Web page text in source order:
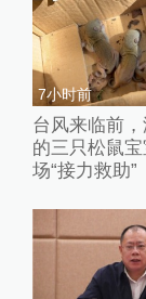
7小时前
台风来临前
的三只松鼠
场“接力救助”